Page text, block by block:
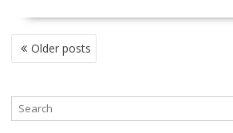
P
O
T
Older posts